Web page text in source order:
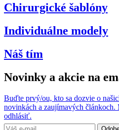
Chirurgické šablóny
Individuálne modely
Náš tím
Novinky a akcie na
Buďte prvý/ou, kto sa dozvie o
novinkách a zaujímavých
odhlásiť.